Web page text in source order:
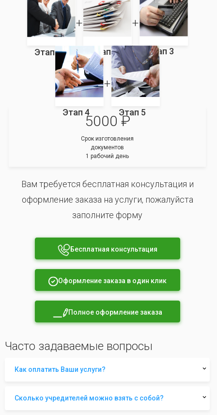
Этап 1 Этап 2 Этап 3
Этап 4 Этап 5
5000 ₽
Срок изготовления
документов
1 рабочий день
Вам требуется бесплатная консультация и
оформление заказа на услуги, пожалуйста
заполните форму
Бесплатная консультация
Оформление заказа в один клик
Полное оформление заказа
Часто задаваемые вопросы
Как оплатить Ваши услуги?
Сколько учредителей можно взять с собой?